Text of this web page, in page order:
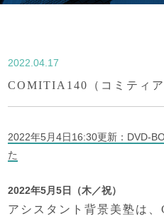
2022.04.17
COMITIA140（コミティ
2022年5月4日16:30更新：DVD-
た
2022年5月5日（木／祝）
アシスタント背景美塾は